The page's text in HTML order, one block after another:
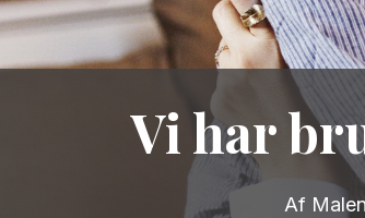
Vi har
Af